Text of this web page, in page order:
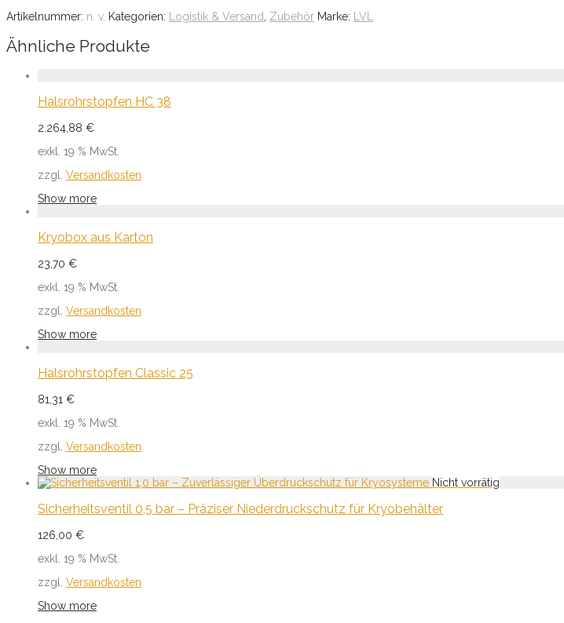
Artikelnummer: n. v. Kategorien: Logistik & Versand Zubehör Marke: LVL
Ähnliche Produkte
Halsrohrstopfen HC 38
2.264,88 €
exkl. 19 % MwSt.
zzgl. Versandkosten
Show more
Kryobox aus Karton
23,70 €
exkl. 19 % MwSt.
zzgl. Versandkosten
Show more
Halsrohrstopfen Classic 25
81,31 €
exkl. 19 % MwSt.
zzgl. Versandkosten
Show more
Sicherheitsventil 0,5 bar – Präziser Niederdruckschutz für Kryobehälter
126,00 €
exkl. 19 % MwSt.
zzgl. Versandkosten
Show more